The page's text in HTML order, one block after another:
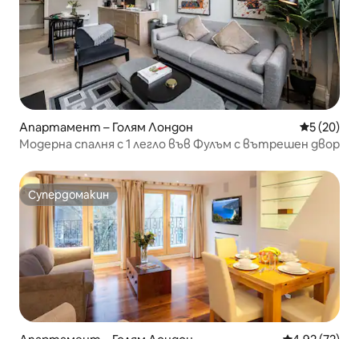
Апартамент – Голям Лондон Средна
5 (20)
Модерна спалня с 1 легло във Фулъм с вътрешен двор
Супердомакин
Супердомакин